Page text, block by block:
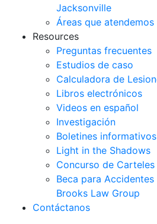
Jacksonville
Áreas que atendemos
Resources
Preguntas frecuentes
Estudios de caso
Calculadora de
Libros electrónicos
Videos en español
Investigación
Boletines informativos
Light in the Shadows
Concurso de
Beca para
Brooks Law Group
Contáctanos